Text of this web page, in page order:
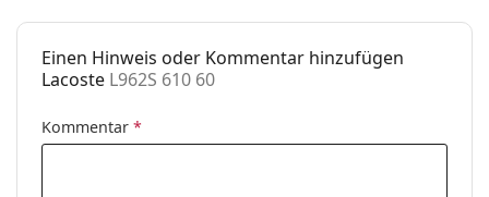
Einen Hinweis oder Kommentar hinzufügen
Lacoste L962S 610 60
Kommentar *